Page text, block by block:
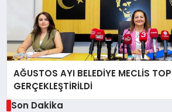
AĞUSTOS AYI BELEDİYE MECLİS
GERÇEKLEŞTİRİLDİ
Son Dakika